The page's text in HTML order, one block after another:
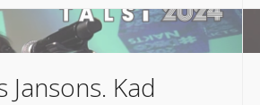
Jansons. Kad